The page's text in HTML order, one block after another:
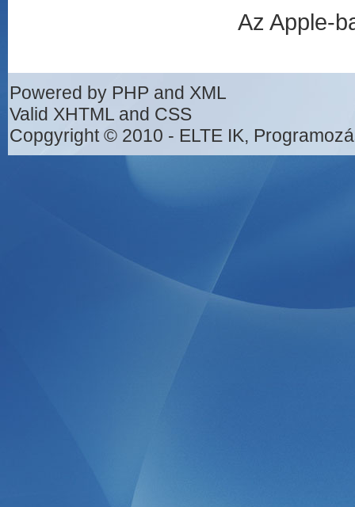
Az Apple-
Powered by PHP and XML
Valid XHTML and CSS
Copgyright © 2010 - ELTE IK,